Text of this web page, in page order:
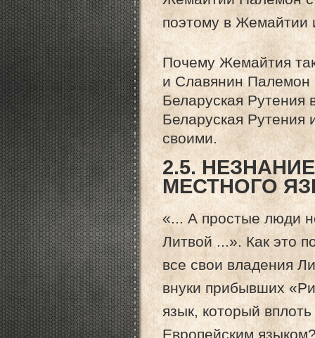
поэтому в Жемайтии
Почему Жемайтия
и Славянин Палемон
Беларуская Рутения
Беларуская Рутения
своими.
2.5.
МЕСТНОГО
«... А простые люди
Литвой ...». Как это
все свои владения
внуки прибывших
язык, который
Европейским